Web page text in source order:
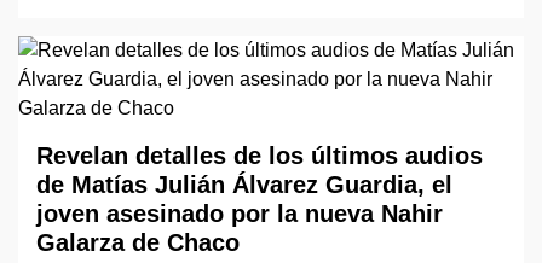
Revelan detalles de los últimos audios
de Matías Julián Álvarez Guardia, el
joven asesinado por la nueva Nahir
Galarza de Chaco